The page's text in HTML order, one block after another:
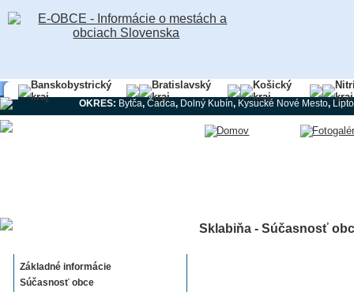
Banskobystrický
kraj
Bratislavský
kraj
Košický
kraj
kraj
OKRES: Bytča, Čadca, Dolný Kubín, Kysucké Nové Mesto,
Základné informácie
Súčasnosť obce
Sklabiňa - Súčasnosť